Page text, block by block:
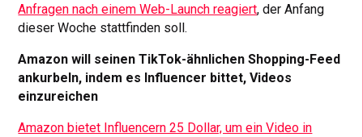
Anfragen nach einem Web-Launch reagiert, der Anfang
dieser Woche stattfinden soll.
Amazon will seinen TikTok-ähnlichen Shopping-Feed
ankurbeln, indem es Influencer bittet, Videos
einzureichen
Amazon bietet Influencern 25 Dollar, um ein Video in